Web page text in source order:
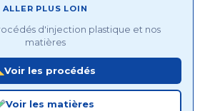
ALLER PLUS LOIN
d'injection plastique et nos
matières
Voir les procédés
Voir les matières